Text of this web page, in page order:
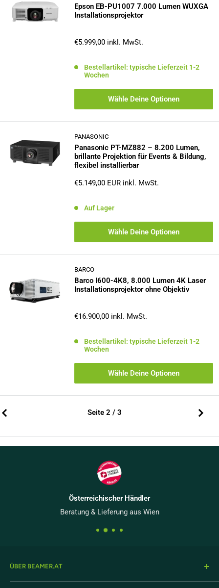
Epson EB-PU1007 7.000 Lumen WUXGA
Installationsprojektor
Sonderpreis
€5.999,00 inkl. MwSt.
Bestellartikel: typische Lieferzeit 1-2
Wochen
Wähle Deine Optionen
PANASONIC
Panasonic PT-MZ882 – 8.200 Lumen,
brillante Projektion für Events & Bildung,
flexibel installierbar
Sonderpreis
€5.149,00 EUR inkl. MwSt.
Auf Lager
Wähle Deine Optionen
BARCO
Barco I600‑4K8, 8.000 Lumen 4K Laser
Installationsprojektor ohne Objektiv
Sonderpreis
€16.900,00 inkl. MwSt.
Bestellartikel: typische Lieferzeit 1-2
Wochen
Wähle Deine Optionen
Seite 2 / 3
Österreichischer Händler
Beratung & Lieferung aus Wien
ÜBER BEAMER.AT
Onlineshop von projektor.at Präsentationstechnik GmbH